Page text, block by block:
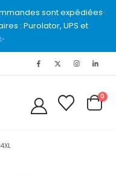
sont expédiées
: Purolator, UPS et
0